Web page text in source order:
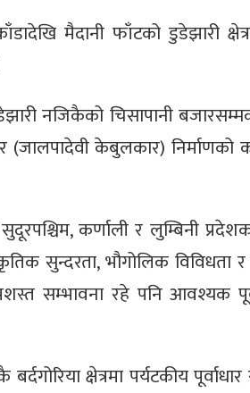
मैदानी फाँटको डुडेझारी
नजिकैको चिसापानी
केबुलकार)
कर्णाली र लुम्बिनी
सुन्दरता, भौगोलिक विविधता
सम्भावना रहे पनि आवश्यक
क्षेत्रमा पर्यटकीय